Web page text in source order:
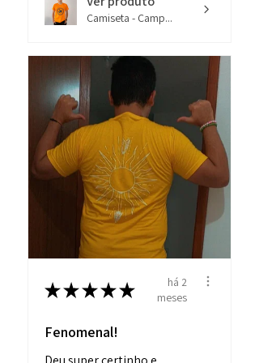
- Ideal para o dia a dia, seja para
Olimpo a cada gole!
Camiseta - Camp...
★★★★★
há 2
meses
Fenomenal!